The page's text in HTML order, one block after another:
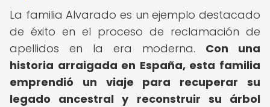
La familia Alvarado es un ejemplo destacado
de éxito en el proceso de reclamación de
apellidos en la era moderna. Con una
historia arraigada en España, esta familia
emprendió un viaje para recuperar su
legado ancestral y reconstruir su árbol